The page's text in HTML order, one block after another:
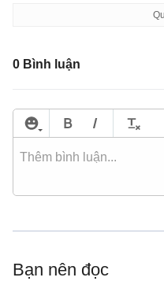
0 Bình luận
Bạn nên đọc